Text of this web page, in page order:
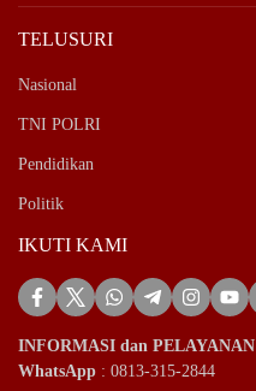
TELUSURI
Nasional
TNI POLRI
Pendidikan
Politik
IKUTI KAMI
INFORMASI dan PELAYANAN
WhatsApp : 0813-315-2844